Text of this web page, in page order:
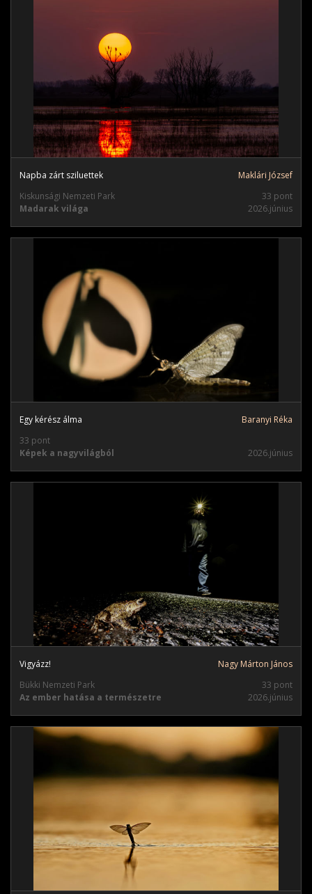
Napba zárt sziluettek
Maklári József
Kiskunsági Nemzeti Park
33 pont
Madarak világa
2026.június
Egy kérész álma
Baranyi Réka
33 pont
Képek a nagyvilágból
2026.június
Vigyázz!
Nagy Márton János
Bükki Nemzeti Park
33 pont
Az ember hatása a természetre
2026.június